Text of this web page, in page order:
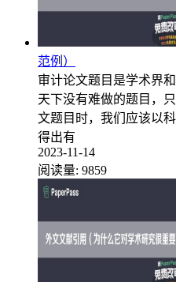
范例）
审计论文题目是学术界
天下没有难做的题目，
文题目时，我们应该以
得出有
2023-11-14
阅读量: 9859